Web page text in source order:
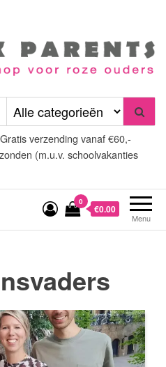
(wens)ouders
verzending vanaf €60,-
(m.u.v. schoolvakanties
Menu
0
€0.00